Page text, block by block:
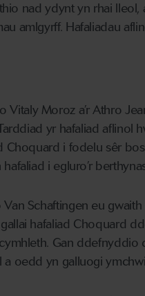
nad ydynt yn rhai
amlgyrff. Hafaliadau
Moroz a’r Athro
yr hafaliad
i fodelu sêr
i egluro’r
Schaftingen eu
hafaliad Choquard
Gan
oedd yn galluogi